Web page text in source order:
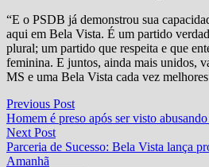
“E o PSDB já demonstrou sua
aqui em Bela Vista. É um partido
plural; um partido que respeita e que
feminina. E juntos, ainda mais unidos,
MS e uma Bela Vista cada vez
Navegação
de
Post
Previous PostPrevious
post:
Homem é preso após ser visto
Next PostNext
post:
Parceria de Sucesso: Bela Vista lança
Amanhã